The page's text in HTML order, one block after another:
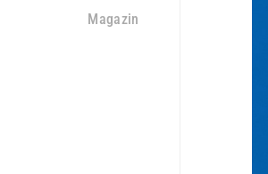
Magazin